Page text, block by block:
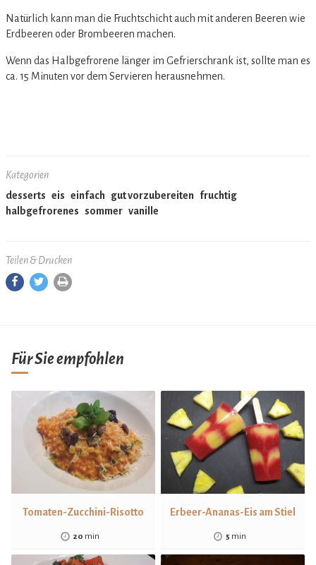
Natürlich kann man die Fruchtschicht auch mit anderen Beeren wie
Erdbeeren oder Brombeeren machen.
Wenn das Halbgefrorene länger im Gefrierschrank ist, sollte man es
ca. 15 Minuten vor dem Servieren herausnehmen.
Kategorien
desserts eis einfach gut vorzubereiten
fruchtig
halbgefrorenes
sommer vanille
Teilen & Drucken
Für Sie empfohlen
Tomaten-Zucchini-Risotto
20 min
Erbeer-Ananas-Eis am Stiel
5 min